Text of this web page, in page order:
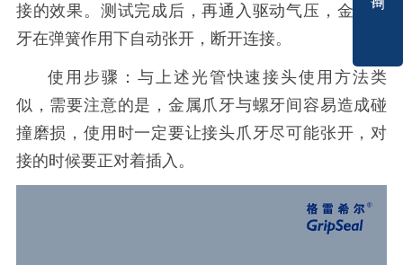
接的效果。测试完成后，再通入驱动气压，金属爪
牙在弹簧作用下自动张开，断开连接。
使用步骤：与上述光管快速接头使用方法类
似，需要注意的是，金属爪牙与螺牙间容易造成碰
撞磨损，使用时一定要让接头爪牙尽可能张开，对
接的时候要正对着插入。